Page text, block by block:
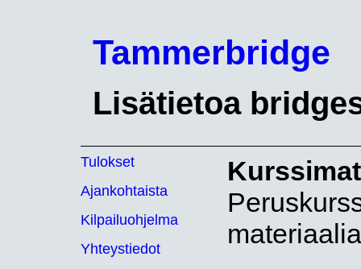
Tammerbridge
Lisätietoa
Tulokset
Ajankohtaista
Kilpailuohjelma
Yhteystiedot